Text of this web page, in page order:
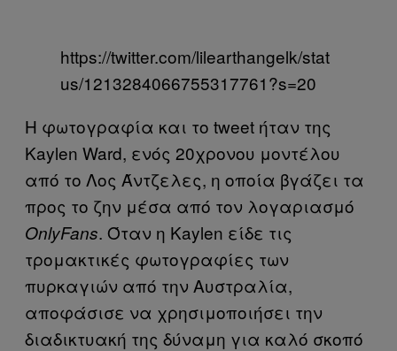
https://twitter.com/lilearthangelk/stat
us/1213284066755317761?s=20
Η φωτογραφία και το tweet ήταν της
Kaylen Ward, ενός 20χρονου μοντέλου
από το Λος Άντζελες, η οποία βγάζει τα
προς το ζην μέσα από τον λογαριασμό
OnlyFans. Όταν η Kaylen είδε τις
τρομακτικές φωτογραφίες των
πυρκαγιών από την Αυστραλία,
αποφάσισε να χρησιμοποιήσει την
διαδικτυακή της δύναμη για καλό σκοπό